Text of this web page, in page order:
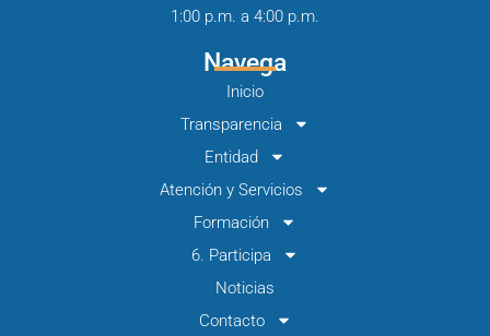
1:00 p.m. a 4:00 p.m.
Navega
Inicio
Transparencia
Entidad
Atención y Servicios
Formación
6. Participa
Noticias
Contacto